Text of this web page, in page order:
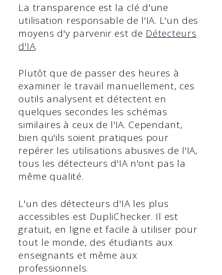
La transparence est la clé d'une
utilisation responsable de l'IA. L'un des
moyens d'y parvenir est de Détecteurs
d'IA.
Plutôt que de passer des heures à
examiner le travail manuellement, ces
outils analysent et détectent en
quelques secondes les schémas
similaires à ceux de l'IA. Cependant,
bien qu'ils soient pratiques pour
repérer les utilisations abusives de l'IA,
tous les détecteurs d'IA n'ont pas la
même qualité.
L'un des détecteurs d'IA les plus
accessibles est DupliChecker. Il est
gratuit, en ligne et facile à utiliser pour
tout le monde, des étudiants aux
enseignants et même aux
professionnels.